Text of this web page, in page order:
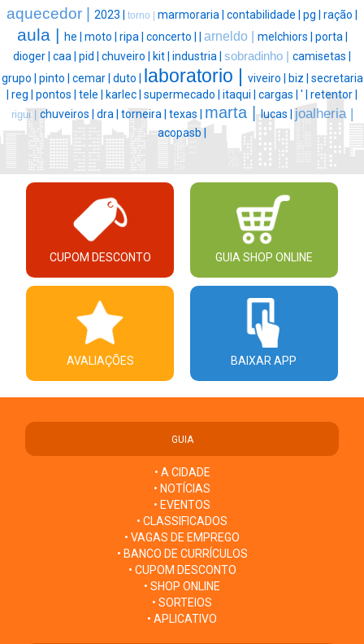
aquecedor | 2023 | torno | marmoraria | contabilidade | pg | ração |
aula | he | moto | ripa | concerto | arneldo | melchiors | porta |
dioger | caa | pid | chuveiro | kit | industria | sobradinho | camisetas |
grupo | pinto | cemar | duto | laboratorio | viveiro | biz | secretaria
reg | pontos | tele | karlec | supermecado | itaqui | cargas | ' | retentor |
rigui | chuveiros | dra | torneira | texas | marta |lucas | joalheria |
acopasb |
CUPOM DESCONTO GUIA SHOP ONLINE
AVALIAÇÕES BAIXAR APP
GUIA
• A CIDADE
• NOTÍCIAS
• EVENTOS
• CLASSIFICADOS
• VAGAS DE EMPREGO
• BANCO DE CURRÍCULOS
• CUPOM DESCONTO
• SHOP ONLINE
• SORTEIOS
• APLICATIVO